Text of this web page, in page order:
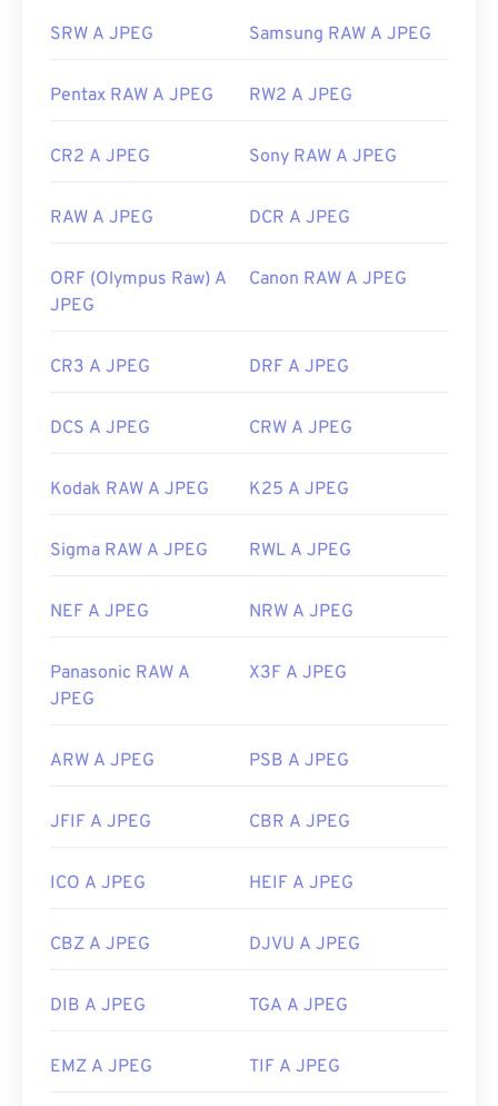
Sviluppato da:
Joint Photographic Experts Group
Link utili:
SRW A JPEG Samsung RAW A JPEG
Pentax RAW A JPEG RW2 A JPEG
CR2 A JPEG Sony RAW A JPEG
RAW A JPEG DCR A JPEG
ORF (Olympus Raw) A
JPEG
Canon RAW A JPEG
CR3 A JPEG DRF A JPEG
DCS A JPEG CRW A JPEG
Kodak RAW A JPEG K25 A JPEG
Sigma RAW A JPEG RWL A JPEG
NEF A JPEG NRW A JPEG
Panasonic RAW A
JPEG
X3F A JPEG
ARW A JPEG PSB A JPEG
JFIF A JPEG CBR A JPEG
ICO A JPEG HEIF A JPEG
CBZ A JPEG DJVU A JPEG
DIB A JPEG TGA A JPEG
EMZ A JPEG TIF A JPEG